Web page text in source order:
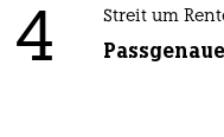
4 Streit um